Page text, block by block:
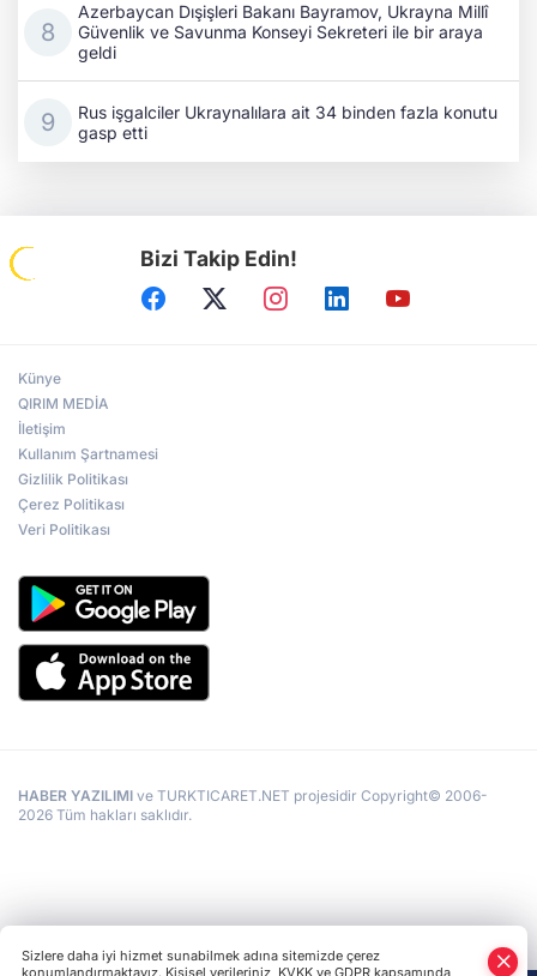
Azerbaycan Dışişleri Bakanı Bayramov, Ukrayna Millî
Güvenlik ve Savunma Konseyi Sekreteri ile bir araya
geldi
Rus işgalciler Ukraynalılara ait 34 binden fazla konutu
gasp etti
Bizi Takip Edin!
Künye
QIRIM MEDİA
İletişim
Kullanım Şartnamesi
Gizlilik Politikası
Çerez Politikası
Veri Politikası
HABER YAZILIMI ve TURKTICARET.NET projesidir Copyright© 2006-
2026 Tüm hakları saklıdır.
Sizlere daha iyi hizmet sunabilmek adına sitemizde çerez
konumlandırmaktayız. Kişisel verileriniz, KVKK ve GDPR kapsamında